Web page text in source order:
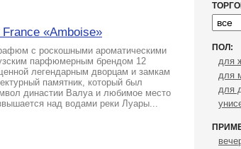
«Amboise»
с роскошными ароматическими
парфюмерным брендом 12
легендарным дворцам и замкам
памятник, который был
династии Валуа и любимое место
над водами реки Луары...
ПОЛ:
для
для
для